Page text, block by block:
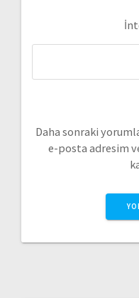
Daha sonraki
e-posta adresim